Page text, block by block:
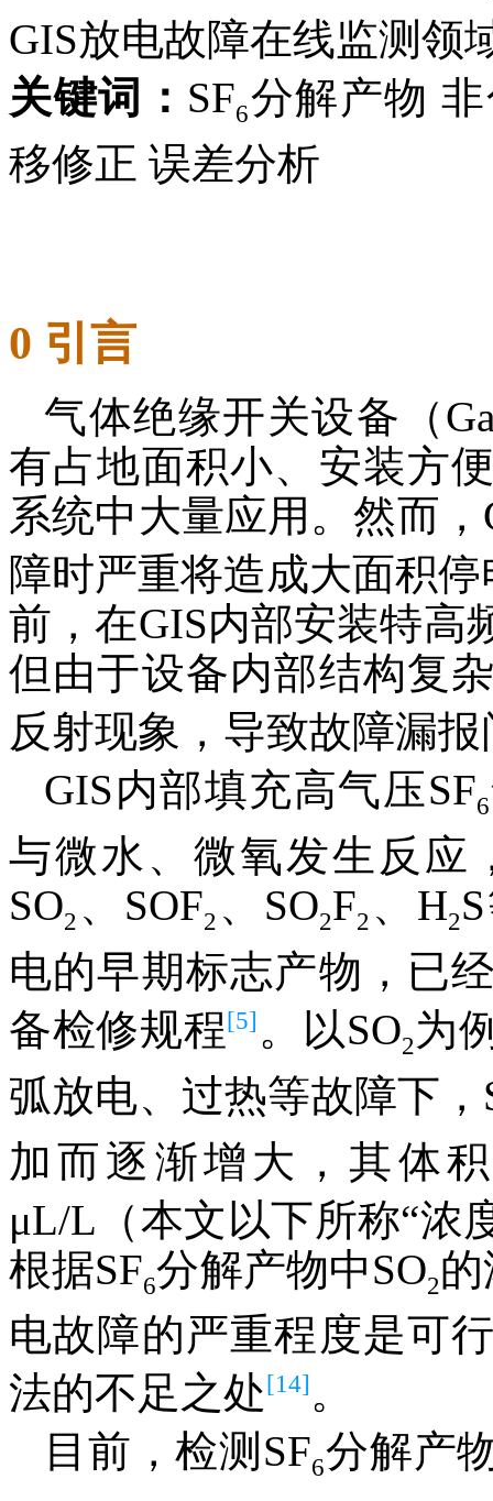
GIS放电故障在线监测领
关键词： SF6分解产物
移修正 误差分析
0 引言
气体绝缘开关设备（
有占地面积小、安装方
系统中大量应用。然而
障时严重将造成大面积
前，在GIS内部安装特高
但由于设备内部结构复
反射现象，导致故障漏
GIS内部填充高气压SF6
与微水、微氧发生反应
SO2 、SOF2 、SO2F2 、H2
电的早期标志产物，已
备检修规程[5] 。以SO2为
弧放电、过热等故障下，
加而逐渐增大，其体
μL/L（本文以下所称“浓
根据SF6分解产物中SO2
电故障的严重程度是可
法的不足之处[14] 。
目前，检测SF6分解产